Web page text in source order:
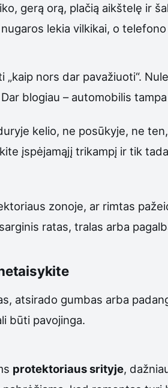
gerą orą, plačią aikštelę ir
lekia vilkikai, o
nors dar pavažiuoti“.
blogiau – automobilis
kelio, ne posūkyje, ne
įspėjamąjį trikampį ir tik
zonoje, ar rimtas
ratas, tralas arba
atsirado gumbas arba
būti pavojinga.
protektoriaus srityje,